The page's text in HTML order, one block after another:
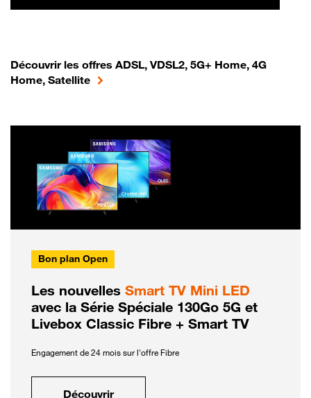
Découvrir les offres ADSL, VDSL2, 5G+ Home, 4G
Home, Satellite
Bon plan Open
Les nouvelles Smart TV Mini LED
avec la Série Spéciale 130Go 5G et
Livebox Classic Fibre + Smart TV
Engagement de 24 mois sur l'offre Fibre
Découvrir